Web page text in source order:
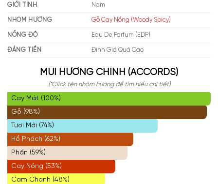
GIỚI TÍNH Nam
NHÓM HƯƠNG Gỗ Cay Nồng (Woody Spicy)
NỒNG ĐỘ Eau De Parfum (EDP)
ĐÁNG TIỀN Định Giá Quá Cao
MÙI HƯƠNG CHÍNH (ACCORDS)
(*Click tên nhóm hương để tìm hiểu chi tiết)
Cay Mát (100%)
Gỗ (98%)
Tươi Mới (74%)
Hổ Phách (62%)
Phấn (59%)
Cay Nồng (53%)
Cam Chanh (48%)